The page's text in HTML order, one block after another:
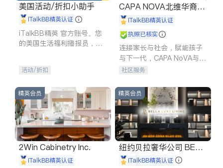
美国活动/折扣小助手
iTalkBB精英认证
iTalkBB精英 官方账号。您
的美国生活福利播报员，精
专属福利。
活动/折扣
CAPA NOVA北维华裔家
长会iTalkBB精英认证
执照已核实
连接家长与社会，赋能孩子
与下一代，CAPA NoVA与您
携手建设包容、公平、充满
社区服务
精英会员
2Win Cabinetry Inc.
iTalkBB精英认证
精英会员
纽约贝拉奢华公司 BELL
A LUXE
iTalkBB精英认证